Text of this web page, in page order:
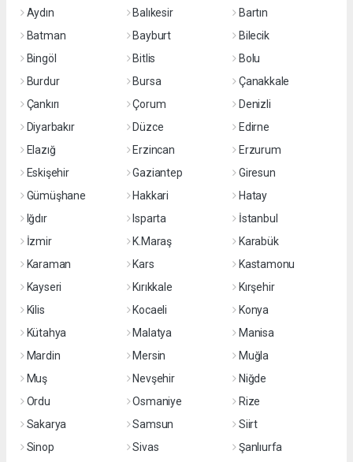
Aydın
Balıkesir
Bartın
Batman
Bayburt
Bilecik
Bingöl
Bitlis
Bolu
Burdur
Bursa
Çanakkale
Çankırı
Çorum
Denizli
Diyarbakır
Düzce
Edirne
Elazığ
Erzincan
Erzurum
Eskişehir
Gaziantep
Giresun
Gümüşhane
Hakkari
Hatay
Iğdır
Isparta
İstanbul
İzmir
K.Maraş
Karabük
Karaman
Kars
Kastamonu
Kayseri
Kırıkkale
Kırşehir
Kilis
Kocaeli
Konya
Kütahya
Malatya
Manisa
Mardin
Mersin
Muğla
Muş
Nevşehir
Niğde
Ordu
Osmaniye
Rize
Sakarya
Samsun
Siirt
Sinop
Sivas
Şanlıurfa